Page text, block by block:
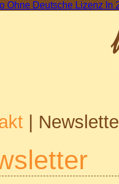
Ohne Deutsche Lizenz In
|